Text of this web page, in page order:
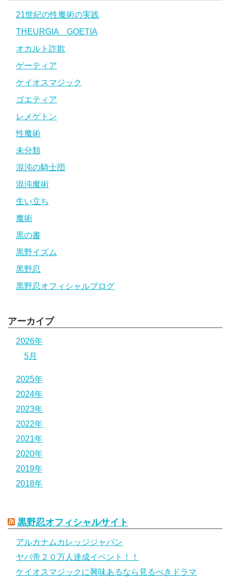
21世紀の性魔術の実践
THEURGIA GOETIA
オカルト詐欺
ゲーティア
ケイオスマジック
ゴエティア
レメゲトン
性魔術
未分類
混沌の騎士団
混沌魔術
生い立ち
魔術
黒の書
黒野イズム
黒野忍
黒野忍オフィシャルブログ
アーカイブ
2026年
5月
2025年
2024年
2023年
2022年
2021年
2020年
2019年
2018年
黒野忍オフィシャルサイト
アルカナムカレッジジャパン
ヤバ帝２０万人達成イベント！！
ケイオスマジックに興味あるなら見るべきドラマ